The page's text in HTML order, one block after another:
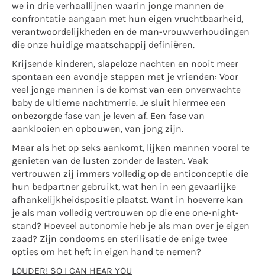
we in drie verhaallijnen waarin jonge mannen de
confrontatie aangaan met hun eigen vruchtbaarheid,
verantwoordelijkheden en de man-vrouwverhoudingen
die onze huidige maatschappij definiëren.
Krijsende kinderen, slapeloze nachten en nooit meer
spontaan een avondje stappen met je vrienden: Voor
veel jonge mannen is de komst van een onverwachte
baby de ultieme nachtmerrie. Je sluit hiermee een
onbezorgde fase van je leven af. Een fase van
aanklooien en opbouwen, van jong zijn.
Maar als het op seks aankomt, lijken mannen vooral te
genieten van de lusten zonder de lasten. Vaak
vertrouwen zij immers volledig op de anticonceptie die
hun bedpartner gebruikt, wat hen in een gevaarlijke
afhankelijkheidspositie plaatst. Want in hoeverre kan
je als man volledig vertrouwen op die ene one-night-
stand? Hoeveel autonomie heb je als man over je eigen
zaad? Zijn condooms en sterilisatie de enige twee
opties om het heft in eigen hand te nemen?
LOUDER! SO I CAN HEAR YOU